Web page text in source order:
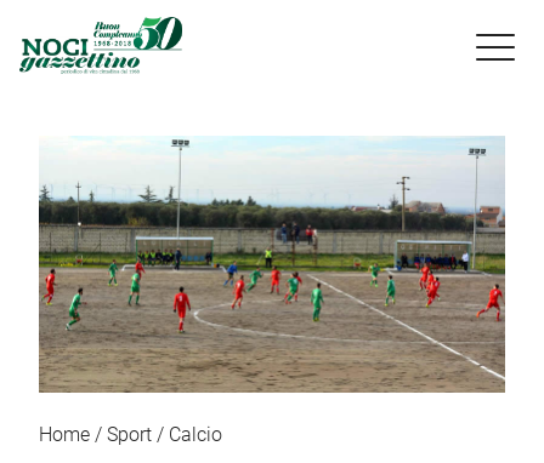

Home Sport Calcio